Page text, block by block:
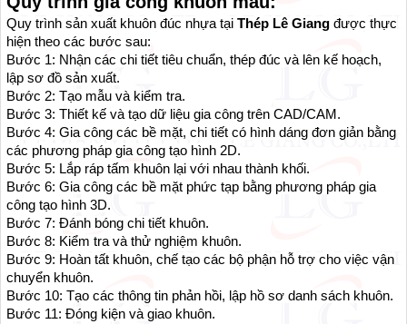
Quy trình sản xuất khuôn đúc nhựa tạiThép Lê Giang được thực
hiện theo các bước sau:
Bước 1: Nhận các chi tiết tiêu chuẩn, thép đúc và lên kế hoạch,
lập sơ đồ sản xuất.
Bước 2: Tạo mẫu và kiểm tra.
Bước 3: Thiết kế và tạo dữ liệu gia công trên CAD/CAM.
Bước 4: Gia công các bề mặt, chi tiết có hình dáng đơn giản bằng
các phương pháp gia công tạo hình 2D.
Bước 5: Lắp ráp tấm khuôn lại với nhau thành khối.
Bước 6: Gia công các bề mặt phức tạp bằng phương pháp gia
công tạo hình 3D.
Bước 7: Đánh bóng chi tiết khuôn.
Bước 8: Kiểm tra và thử nghiệm khuôn.
Bước 9: Hoàn tất khuôn, chế tạo các bộ phận hỗ trợ cho việc vận
chuyển khuôn.
Bước 10: Tạo các thông tin phản hồi, lập hồ sơ danh sách khuôn.
Bước 11: Đóng kiện và giao khuôn.